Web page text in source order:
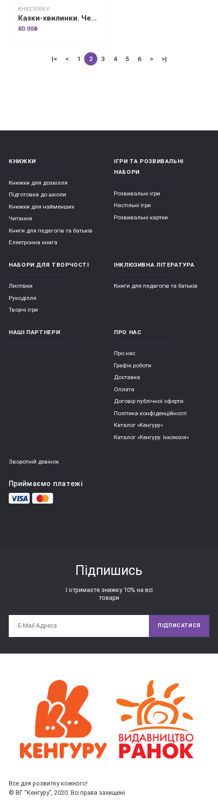
КН823006У
Казки-хвилинки. Чемна мавпочка. Читаємо 15 хвилин. 3-й рівень складності
80.00₴
|< < 1 2 3 4 5 6 > >|
КНИЖКИ
Книжки для дозвілля
Підготовка до школи
Книжки для найменших
Читання
Книги для педагогів та батьків
Електронна книга
ІГРИ ТА РОЗВИВАЛЬНІ
НАБОРИ
Розвивальні ігри
Настільні ігри
Розвивальні картки
НАБОРИ ДЛЯ ТВОРЧОСТІ
Листівки
Рукоділля
Творчі ігри
ІНКЛЮЗИВНА ЛІТЕРАТУРА
Книги для педагогів та батьків
НАШІ ПАРТНЕРИ ПРО НАС
Про нас
Графік роботи
Доставка
Оплата
Договір публічної оферти
Політика конфіденційності
Каталог «Кенгуру»
Каталог «Кенгуру. Інклюзія»
Зворотній дзвінок
Приймаємо платежі
Підпишись
І отримаєте знижку 10% на всі
товари
ПІДПИСАТИСЯ
Все для розвитку кожного!
© ВГ “Кенгуру”, 2020. Всі права захищені